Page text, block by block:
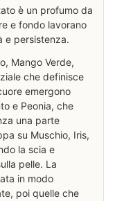
è un profumo da
e fondo lavorano
e persistenza.
Mango Verde,
che definisce
emergono
e Peonia, che
una parte
su Muschio, Iris,
la scia e
pelle. La
in modo
poi quelle che